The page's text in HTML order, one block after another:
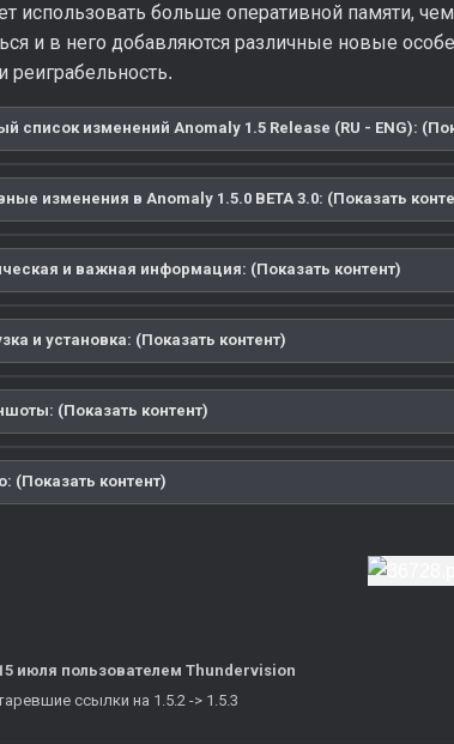
использовать больше оперативной памяти,
и в него добавляются различные новые
реиграбельность.
список изменений Anomaly 1.5 Release (RU - ENG):
изменения в Anomaly 1.5.0 BETA 3.0: (Показать
и важная информация: (Показать контент)
и установка: (Показать контент)
(Показать контент)
(Показать контент)
июля пользователем Thundervision
ссылки на 1.5.2 -> 1.5.3